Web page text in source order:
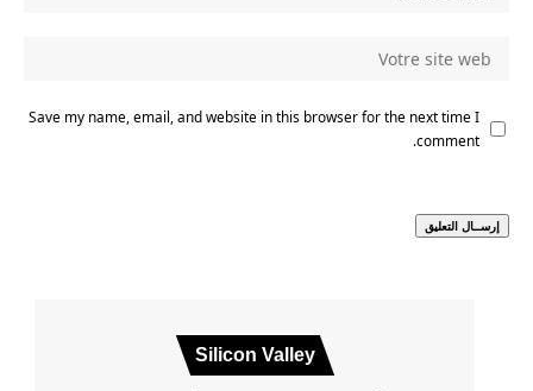
Save my name, email, and website in this browser for the next time I
comment.
Silicon Valley